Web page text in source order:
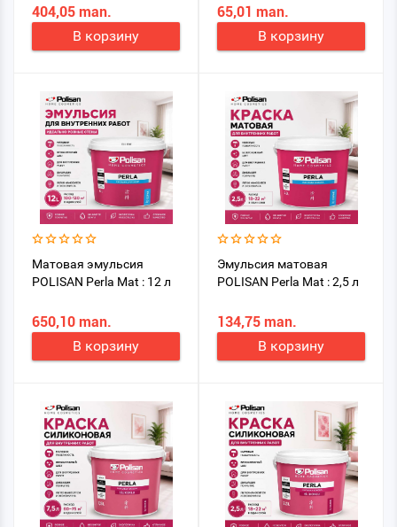
404,05 man.
В корзину
65,01 man.
В корзину
Матовая эмульсия
POLISAN Perla Mat : 12 л
650,10 man.
В корзину
Эмульсия матовая
POLISAN Perla Mat : 2,5 л
134,75 man.
В корзину